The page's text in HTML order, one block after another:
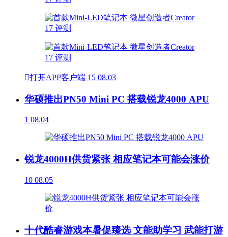
打开APP客户端 15 08.03
华硕推出PN50 Mini PC 搭载锐龙4000 APU
1 08.04
锐龙4000H供货紧张 相应笔记本可能会涨价
10 08.05
十代酷睿游戏本暑促臻选 文能助学习 武能打游